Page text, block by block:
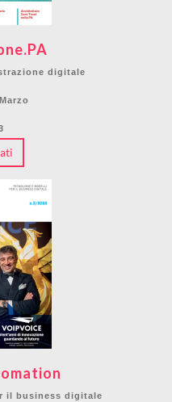
digitale
il business digitale